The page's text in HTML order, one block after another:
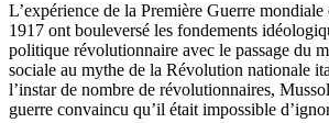
L’expérience de la Première Guerre
1917 ont bouleversé les fondements
politique révolutionnaire avec le passage du
sociale au mythe de la Révolution nationale
l’instar de nombre de révolutionnaires,
guerre convaincu qu’il était impossible